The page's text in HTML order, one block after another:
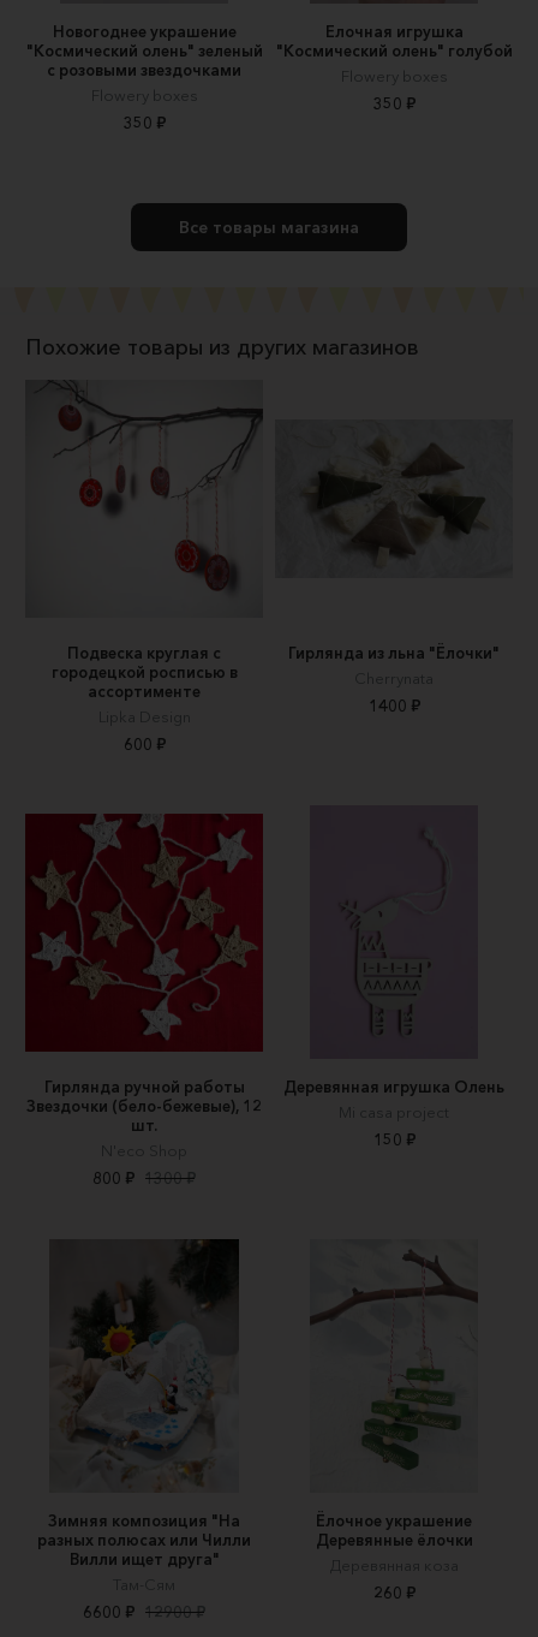
Новогоднее украшение
"Космический олень" зеленый
с розовыми звездочками
Flowery boxes
350 ₽
Елочная игрушка
"Космический олень" голубой
Flowery boxes
350 ₽
Все товары магазина
Похожие товары из других магазинов
Подвеска круглая с
городецкой росписью в
ассортименте
Lipka Design
600 ₽
Гирлянда из льна "Ëлочки"
Cherrynata
1400 ₽
Гирлянда ручной работы
Звездочки (бело-бежевые), 12
шт.
N'eco Shop
800 ₽ 1300 ₽
Деревянная игрушка Олень
Mi casa project
150 ₽
Зимняя композиция "На
разных полюсах или Чилли
Вилли ищет друга"
Там-Сям
6600 ₽ 12900 ₽
Ёлочное украшение
Деревянные ёлочки
Деревянная коза
260 ₽